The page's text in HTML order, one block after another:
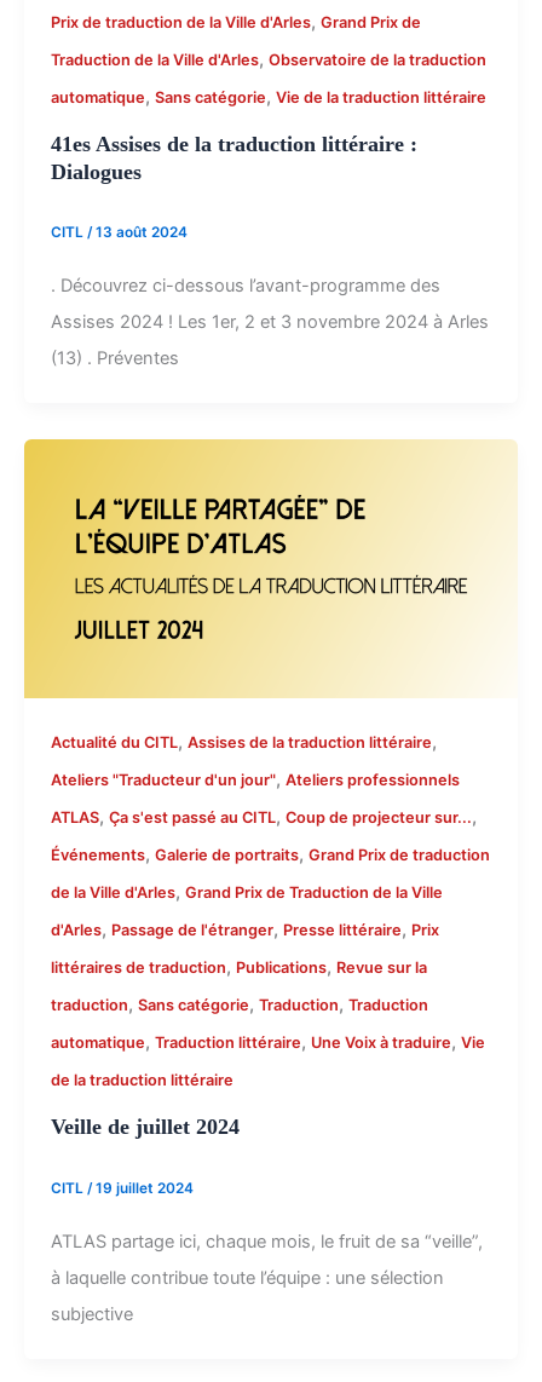
Prix de traduction de la Ville d'Arles, Grand Prix de
Traduction de la Ville d'Arles, Observatoire de la traduction
automatique, Sans catégorie, Vie de la traduction littéraire
41es Assises de la traduction littéraire :
Dialogues
CITL /13 août 2024
. Découvrez ci-dessous l’avant-programme des
Assises 2024 ! Les 1er, 2 et 3 novembre 2024 à Arles
(13) . Préventes
Actualité du CITL, Assises de la traduction littéraire,
Ateliers "Traducteur d'un jour", Ateliers professionnels
ATLAS, Ça s'est passé au CITL, Coup de projecteur sur...,
Événements, Galerie de portraits, Grand Prix de traduction
de la Ville d'Arles, Grand Prix de Traduction de la Ville
d'Arles, Passage de l'étranger, Presse littéraire, Prix
littéraires de traduction, Publications, Revue sur la
traduction, Sans catégorie, Traduction, Traduction
automatique, Traduction littéraire, Une Voix à traduire, Vie
de la traduction littéraire
Veille de juillet 2024
CITL /19 juillet 2024
ATLAS partage ici, chaque mois, le fruit de sa “veille”,
à laquelle contribue toute l’équipe : une sélection
subjective